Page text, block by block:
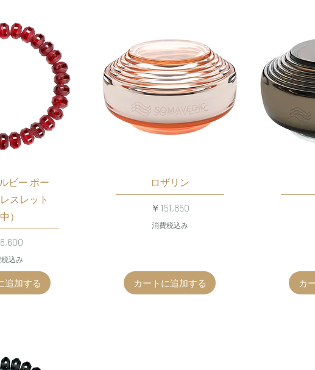
ビー ポー
スレット
）
込み
追加する
ロザリン
価格
￥151,850
消費税込み
カートに追加する カ